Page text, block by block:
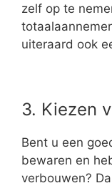
zelf op te
uiteraard ook
3. Kiezen
Bent u een
bewaren en
verbouwen?